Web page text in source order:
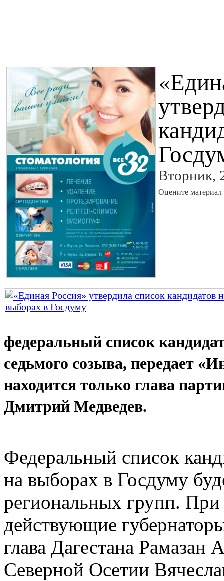
Вторник,
Оцените материал
федеральный список
седьмого созыва, передает
находится только глава
Дмитрий Медведев.
Федеральный список
на выборах в Госдуму
региональных групп. При
действующие
глава Дагестана Рамазан
Северной Осетии